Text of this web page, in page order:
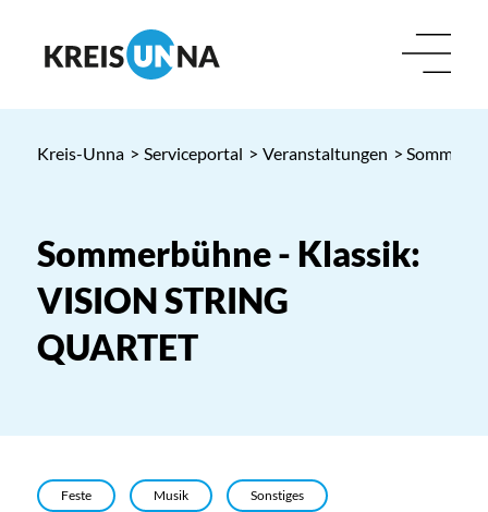
Kreis-Unna > Serviceportal > Veranstaltungen >
Sommerbühne - Klassik:
VISION STRING
QUARTET
Feste Musik Sonstiges